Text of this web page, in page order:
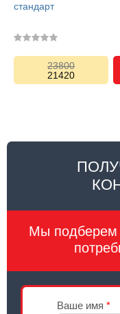
стандарт
23800
21420
Мы подберем
Ваше имя *